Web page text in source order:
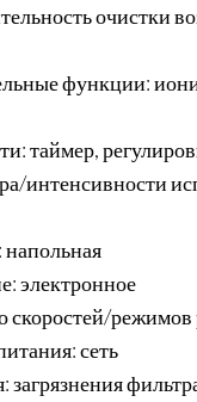
очистки
функции:
таймер,
интенсивности
напольная
электронное
скоростей/режимов
сеть
загрязнения